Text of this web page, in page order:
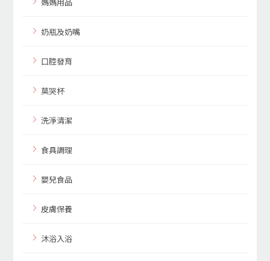
奶瓶及奶嘴
口腔發育
莫哭杯
洗淨清潔
食具調理
嬰兒食品
皮膚保養
沐浴入浴